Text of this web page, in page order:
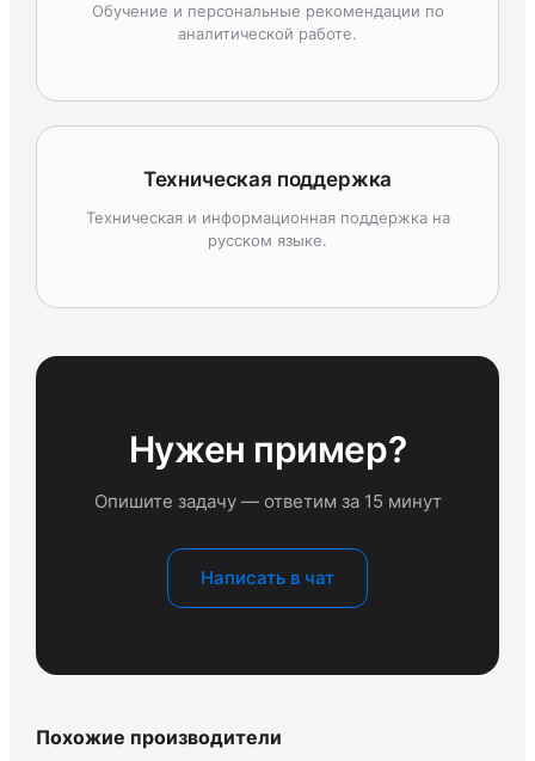
Обучение и персональные рекомендации по
аналитической работе.
Техническая поддержка
Техническая и информационная поддержка на
русском языке.
Нужен пример?
Опишите задачу — ответим за 15 минут
Написать в чат
Похожие производители